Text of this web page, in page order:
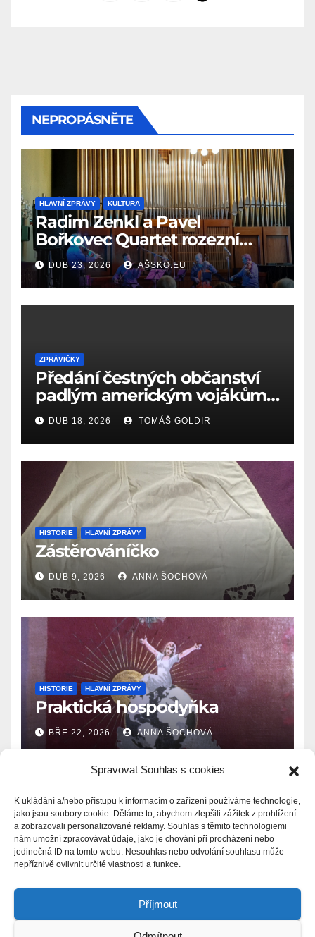
Spravovat Souhlas s cookies
K ukládání a/nebo přístupu k informacím o zařízení používáme technologie,
jako jsou soubory cookie. Děláme to, abychom zlepšili zážitek z prohlížení
a zobrazovali personalizované reklamy. Souhlas s těmito technologiemi
nám umožní zpracovávat údaje, jako je chování při procházení nebo
jedinečná ID na tomto webu. Nesouhlas nebo odvolání souhlasu může
nepříznivě ovlivnit určité vlastnosti a funkce.
Příjmout
NEPROPÁSNĚTE
HLAVNÍ ZPRÁVY KULTURA
Radim Zenkl a Pavel
Bořkovec Quartet rozezní
Ašské jaro netradičním
spojením žánrů
DUB 23, 2026 AŠSKO.EU
ZPRÁVIČKY
Předání čestných občanství
padlým americkým vojákům
k 81. výročí osvobození Aše
(18.4.1945)
DUB 18, 2026 TOMÁŠ GOLDIR
HISTORIE HLAVNÍ ZPRÁVY
Zástěrováníčko
DUB 9, 2026 ANNA ŠOCHOVÁ
HISTORIE HLAVNÍ ZPRÁVY
Praktická hospodyňka
BŘE 22, 2026 ANNA ŠOCHOVÁ
Zprávy.Ašsko.eu